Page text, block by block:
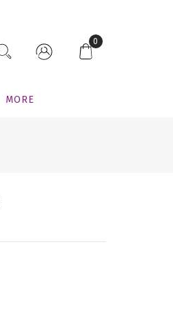
0
MORE